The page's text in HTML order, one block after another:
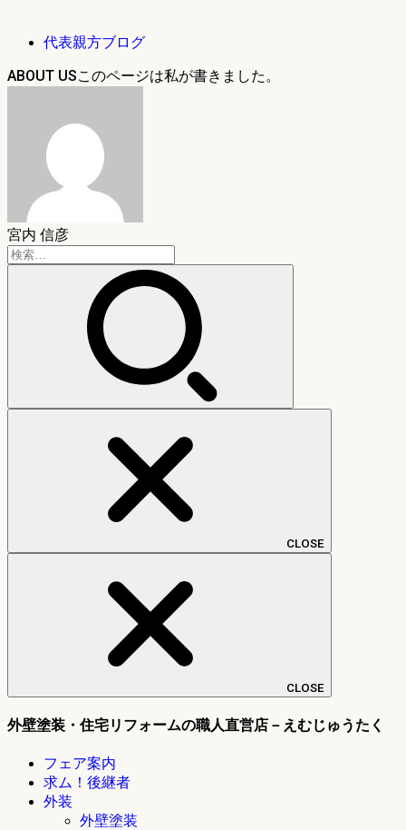
代表親方ブログ
ABOUT US
宮内 信彦
検
索:
CLOSE
CLOSE
外壁塗装・住宅リフォームの職人直営店－えむじゅうたく
フェア案内
求ム！後継者
外装
外壁塗装